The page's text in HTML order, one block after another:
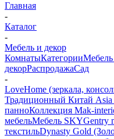
Главная
-
Каталог
-
Мебель и декор
КомнатыКатегорииМебель
декорРаспродажаСад
-
LoveHome (зеркала,
Традиционный Китай Asia
панноКоллекция Mak-
мебельМебель SKYGentry
текстильDynasty Gold